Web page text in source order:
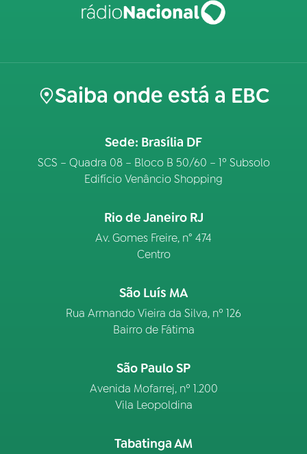
Saiba onde está a EBC
Sede: Brasília DF
SCS – Quadra 08 – Bloco B 50/60 – 1º Subsolo
Edifício Venâncio Shopping
Rio de Janeiro RJ
Av. Gomes Freire, n° 474
Centro
São Luís MA
Rua Armando Vieira da Silva, nº 126
Bairro de Fátima
São Paulo SP
Avenida Mofarrej, nº 1.200
Vila Leopoldina
Tabatinga AM